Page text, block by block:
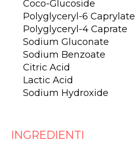
Coco-Glucoside
Polyglyceryl-6 Caprylate
Polyglyceryl-4 Caprate
Sodium Gluconate
Sodium Benzoate
Citric Acid
Lactic Acid
Sodium Hydroxide
INGREDIENTI